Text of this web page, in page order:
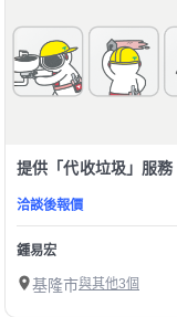
提供「代收垃圾」服務
洽談後報價
鍾易宏
基隆市與其他3個